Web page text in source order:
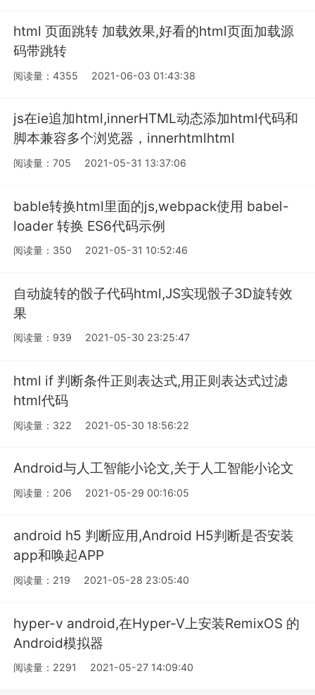
html 页面跳转 加载效果,好看的html页面加载源
码带跳转
阅读量：4355 2021-06-03 01:43:38
js在ie追加html,innerHTML动态添加html代码和
脚本兼容多个浏览器，innerhtmlhtml
阅读量：705 2021-05-31 13:37:06
bable转换html里面的js,webpack使用 babel-
loader 转换 ES6代码示例
阅读量：350 2021-05-31 10:52:46
自动旋转的骰子代码html,JS实现骰子3D旋转效
果
阅读量：939 2021-05-30 23:25:47
html if 判断条件正则表达式,用正则表达式过滤
html代码
阅读量：322 2021-05-30 18:56:22
Android与人工智能小论文,关于人工智能小论文
阅读量：206 2021-05-29 00:16:05
android h5 判断应用,Android H5判断是否安装
app和唤起APP
阅读量：219 2021-05-28 23:05:40
hyper-v android,在Hyper-V上安装RemixOS 的
Android模拟器
阅读量：2291 2021-05-27 14:09:40